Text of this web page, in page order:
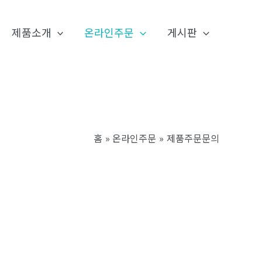
제품소개 온라인주문 게시판
홈 온라인주문 제품주문문의